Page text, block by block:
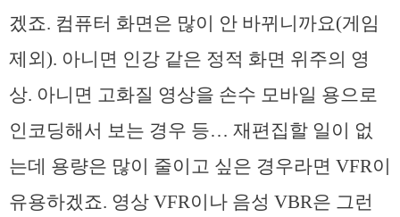
겠죠. 컴퓨터 화면은 많이 안 바뀌니까요(게임
제외). 아니면 인강 같은 정적 화면 위주의 영
상. 아니면 고화질 영상을 손수 모바일 용으로
인코딩해서 보는 경우 등… 재편집할 일이 없
는데 용량은 많이 줄이고 싶은 경우라면 VFR이
유용하겠죠. 영상 VFR이나 음성 VBR은 그런